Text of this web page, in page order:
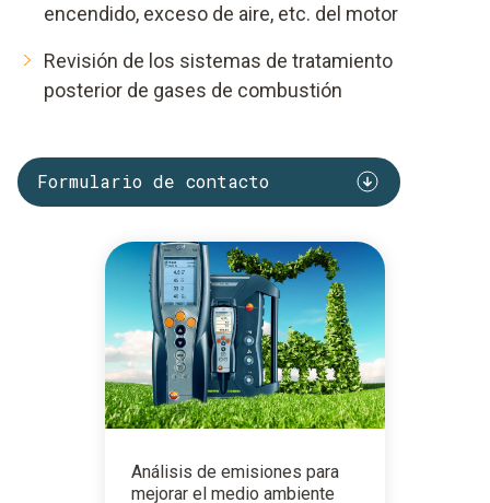
encendido, exceso de aire, etc. del motor
Revisión de los sistemas de tratamiento
posterior de gases de combustión
Formulario de contacto
Análisis de emisiones para
mejorar el medio ambiente